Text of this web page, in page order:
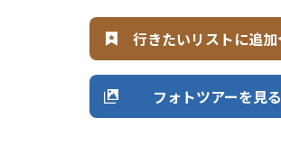
行きたいリストに追加
フォトツアーを見る